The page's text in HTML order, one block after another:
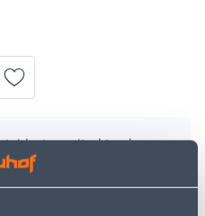
teid, et soovitud toode on
otsas. Siiski
samast